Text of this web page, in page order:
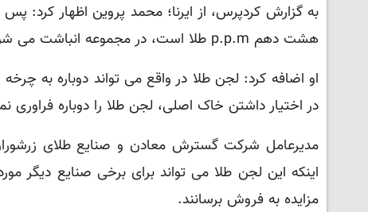
به گزارش کردپرس، از ایرنا؛ محمد پروین اظهار کرد:
هشت دهم p.p.m طلا است، در مجموعه انباشت می شود که در اصطلاح به آن لجن طلا می گویند.
او اضافه کرد: لجن طلا در واقع می تواند دوباره به
در اختیار داشتن خاک اصلی، لجن طلا را دوباره فراوری
مدیرعامل شرکت گسترش معادن و صنایع طلای
اینکه این لجن طلا می تواند برای برخی صنایع دیگر
مزایده به فروش برسانند.